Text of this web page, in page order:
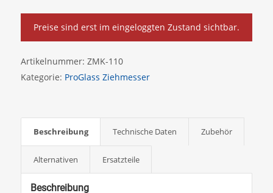
Preise sind erst im eingeloggten Zustand sichtbar.
Artikelnummer: ZMK-110
Kategorie: ProGlass Ziehmesser
Beschreibung Technische Daten Zubehör
Alternativen Ersatzteile
Beschreibung